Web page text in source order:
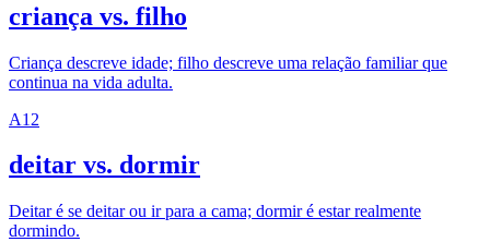
criança vs. filho
Criança descreve idade; filho descreve uma relação familiar que
continua na vida adulta.
A1 2
deitar vs. dormir
Deitar é se deitar ou ir para a cama; dormir é estar realmente
dormindo.